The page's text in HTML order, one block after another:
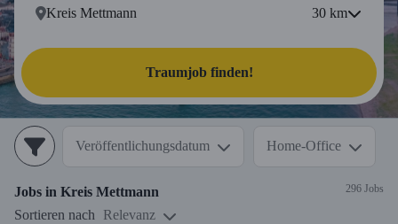
30 km
Traumjob finden!
Veröffentlichungsdatum Home-Office
Jobs in Kreis Mettmann 296 Jobs
Sortieren nach Relevanz